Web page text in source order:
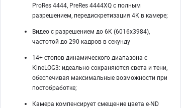
ProRes 4444, PreRes 4444XQ с полным
разрешением, передискретизация 4K в камере;
Видео с разрешением до 6K (6016x3984),
частотой до 290 кадров в секунду
14+ стопов динамического диапазона с
KineLOG3: идеально сохраняются света и тени,
обеспечивая максимальные возможности при
постобработке;
Камера компенсирует смещение цвета e-ND